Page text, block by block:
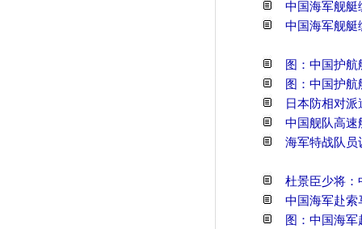
中国海军舰艇
中国海军舰艇
图：中国护
图：中国护
日本防相对
中国舰队高速
海军特战队
杜景臣少将：
中国海军赴索
图：中国海